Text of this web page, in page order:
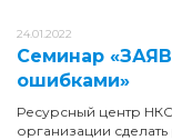
24.01.2022
Семинар
ошибками»
Ресурсный центр
организации